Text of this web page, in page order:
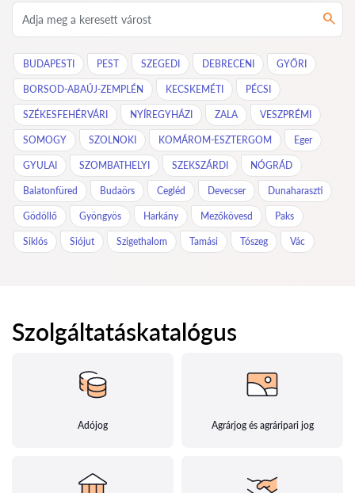
BUDAPESTI PEST SZEGEDI DEBRECENI GYŐRI
BORSOD-ABAÚJ-ZEMPLÉN KECSKEMÉTI PÉCSI
SZÉKESFEHÉRVÁRI NYÍREGYHÁZI ZALA VESZPRÉMI
SOMOGY SZOLNOKI KOMÁROM-ESZTERGOM Eger
GYULAI SZOMBATHELYI SZEKSZÁRDI NÓGRÁD
Balatonfüred Budaörs Cegléd Devecser Dunaharaszti
Gödöllő Gyöngyös Harkány Mezőkövesd Paks
Siklós Siójut Szigethalom Tamási Tószeg Vác
Szolgáltatáskatalógus
Adójog Agrárjog és agráripari jog